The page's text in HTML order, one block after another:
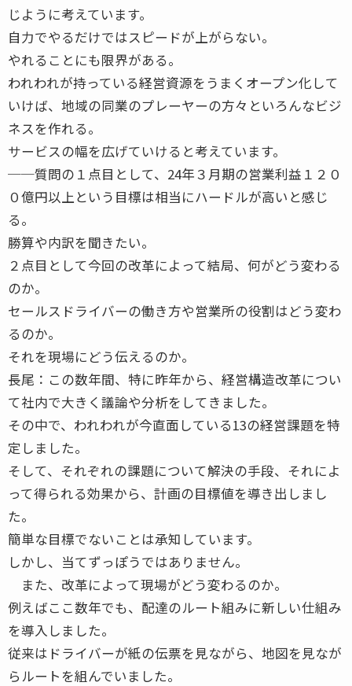
じように考えています。
自力でやるだけではスピードが上がらない。
やれることにも限界がある。
われわれが持っている経営資源をうまくオープン化して
いけば、地域の同業のプレーヤーの方々といろんなビジ
ネスを作れる。
サービスの幅を広げていけると考えています。
──質問の１点目として、24年３月期の営業利益１２０
０億円以上という目標は相当にハードルが高いと感じ
る。
勝算や内訳を聞きたい。
２点目として今回の改革によって結局、何がどう変わる
のか。
セールスドライバーの働き方や営業所の役割はどう変わ
るのか。
それを現場にどう伝えるのか。
長尾：この数年間、特に昨年から、経営構造改革につい
て社内で大きく議論や分析をしてきました。
その中で、われわれが今直面している13の経営課題を特
定しました。
そして、それぞれの課題について解決の手段、それによ
って得られる効果から、計画の目標値を導き出しまし
た。
簡単な目標でないことは承知しています。
しかし、当てずっぽうではありません。
また、改革によって現場がどう変わるのか。
例えばここ数年でも、配達のルート組みに新しい仕組み
を導入しました。
従来はドライバーが紙の伝票を見ながら、地図を見なが
らルートを組んでいました。